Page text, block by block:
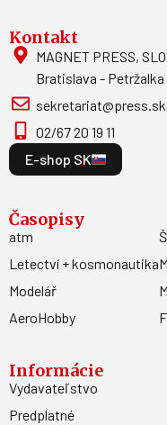
Kontakt
MAGNET PRESS,
Bratislava - Petržalka
sekretariat@press.sk
02/67 20 19 11
E-shop SK
Časopisy
atm
Letectví + kosmonautika
Modelář
AeroHobby
Informácie
Vydavateľstvo
Predplatné